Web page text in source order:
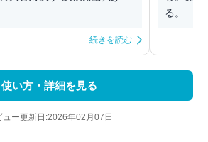
続きを読む
る。
使い方・詳細を見る
ュー更新日:2026年02月07日